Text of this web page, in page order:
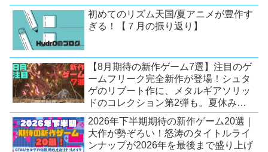
初めてのリズム天国/夏アニメが豊作す
ぎる！【７月の振り返り】
【8月期待の新作ゲーム7選】注目のゲ
ームフリーク完全新作が登場！シュタ
ゲのリブート作に、メタルギアソリッ
ドのコレクション第2弾も。夏休みを
盛り上げるタイトル大集合！
【Switch2/PS5/PC】
2026年下半期期待の新作ゲーム20選｜
大作が勢ぞろい！怒涛のタイトルライ
ンナップが2026年を最後まで盛り上げ